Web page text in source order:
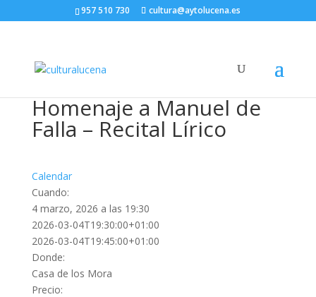
957 510 730 cultura@aytolucena.es
Homenaje a Manuel de
Falla – Recital Lírico
Calendar
Cuando:
4 marzo, 2026 a las 19:30
2026-03-04T19:30:00+01:00
2026-03-04T19:45:00+01:00
Donde:
Casa de los Mora
Precio: